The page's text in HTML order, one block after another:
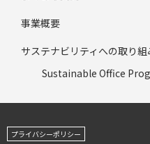
事業概要
サステナビリティへの取り組
Sustainable Office
プライバシーポリシー